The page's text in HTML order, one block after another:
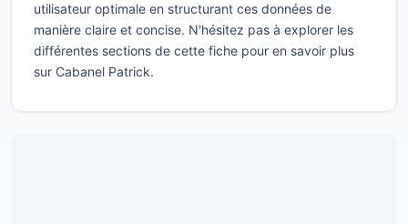
utilisateur optimale en structurant ces données de
manière claire et concise. N'hésitez pas à explorer les
différentes sections de cette fiche pour en savoir plus
sur Cabanel Patrick.